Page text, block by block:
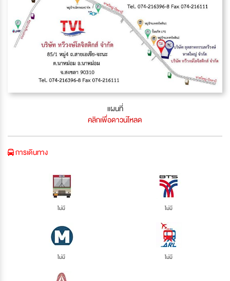
แผนที่
คลิกเพื่อดาวน์โหลด
การเดินทาง
ไม่มี ไม่มี
ไม่มี ไม่มี